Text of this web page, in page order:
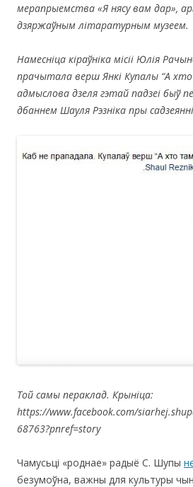
мерапрыемства «Я нясу вам дар»,
дзяржаўным літаратурным музеем.
Намесніца кіраўніка місіі Юлія
прачытала верш Янкі Купалы “А хто
адмыслова дзеля гэтай падзеі быў
дбаннем Шауля Рэзніка пры
Той самы пераклад. Крыніца:
https://www.facebook.com/
68763?pnref=story
Чамусьці «роднае» радыё С. Шупы
безумоўна, важны для культуры